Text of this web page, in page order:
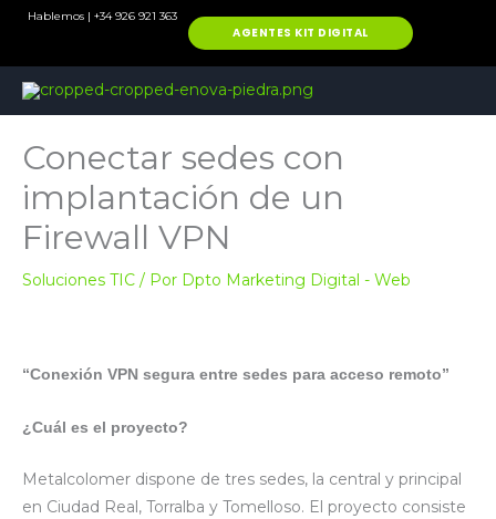
contenido
Hablemos | +34 926 921 363
AGENTES KIT DIGITAL
Conectar sedes con
implantación de un
Firewall VPN
Soluciones TIC / Por Dpto Marketing Digital - Web
“Conexión VPN segura entre sedes para acceso remoto”
¿Cuál es el proyecto?
Metalcolomer dispone de tres sedes, la central y principal
en Ciudad Real, Torralba y Tomelloso. El proyecto consiste